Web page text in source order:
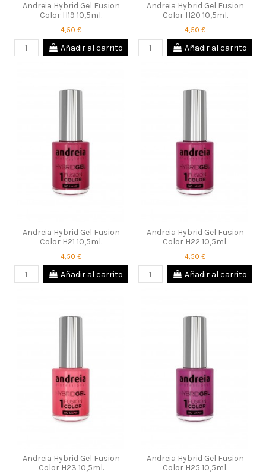
Andreia Hybrid Gel Fusion
Color H19 10,5ml.
4,50 €
Añadir al carrito
Andreia Hybrid Gel Fusion
Color H20 10,5ml.
4,50 €
Añadir al carrito
Andreia Hybrid Gel Fusion
Color H21 10,5ml.
4,50 €
Añadir al carrito
Andreia Hybrid Gel Fusion
Color H22 10,5ml.
4,50 €
Añadir al carrito
Andreia Hybrid Gel Fusion
Color H23 10,5ml.
Andreia Hybrid Gel Fusion
Color H25 10,5ml.